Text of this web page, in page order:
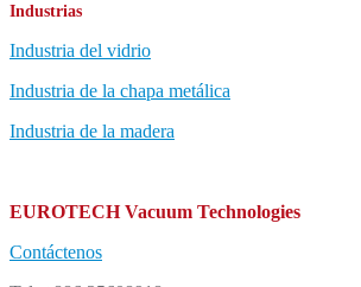
Industrias
Industria del vidrio
Industria de la chapa metálica
Industria de la madera
EUROTECH Vacuum Technologies
Contáctenos